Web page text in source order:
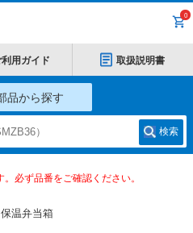
0
用ガイド 取扱説明書
品から探す
検索
必ず品番をご確認ください。
保温弁当箱